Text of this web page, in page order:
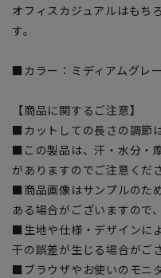
オフィスカジュアルはもち
す。
■カラー：ミディアムグレー
【商品に関するご注意】
■カットしての長さの調節
■この製品は、汗・水分・
がありますのでご注意くだ
■商品画像はサンプルのた
ある場合がございますので
■生地や仕様・デザインに
干の誤差が生じる場合がご
■ブラウザやお使いのモニ